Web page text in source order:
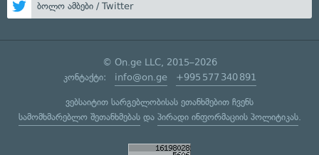
ბოლო ამბები / Twitter
© On.ge LLC, 2015–2026
კონტაქტი: info@on.ge +995 577 340 891
ვებსაიტით სარგებლობისას ეთანხმებით ჩვენს
სამომხმარებლო შეთანხმებასდა პირადი ინფორმაციის პოლიტიკას.